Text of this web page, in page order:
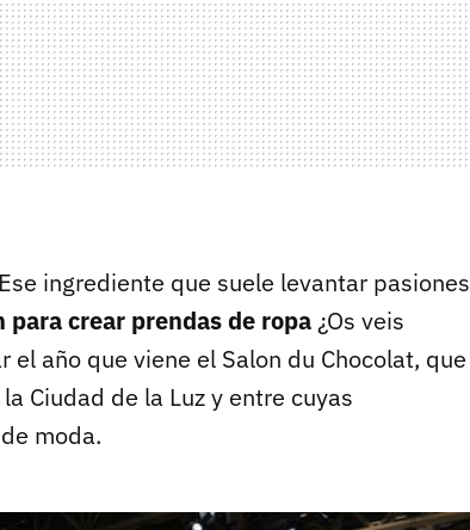
ingrediente que suele levantar pasiones
para crear prendas de ropa ¿Os veis
año que viene el Salon du Chocolat, que
Ciudad de la Luz y entre cuyas
moda.